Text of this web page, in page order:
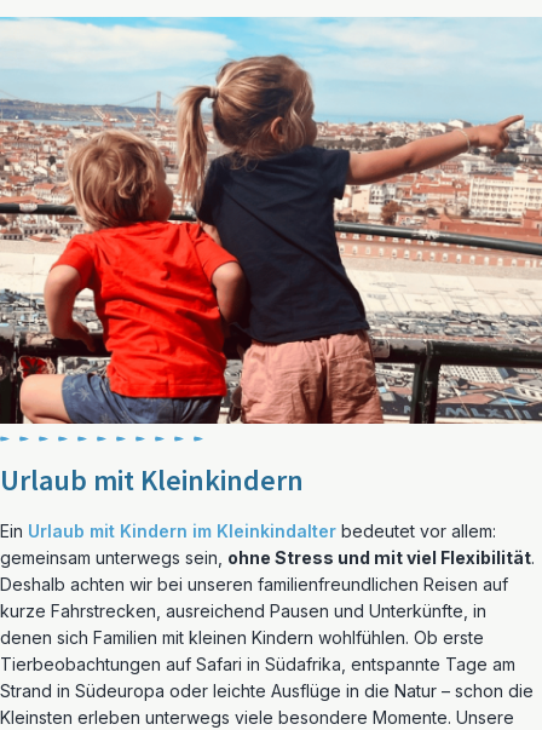
Urlaub mit Kleinkindern
Ein Urlaub mit Kindern im Kleinkindalter bedeutet vor allem:
gemeinsam unterwegs sein, ohne Stress und mit viel Flexibilität.
Deshalb achten wir bei unseren familienfreundlichen Reisen auf
kurze Fahrstrecken, ausreichend Pausen und Unterkünfte, in
denen sich Familien mit kleinen Kindern wohlfühlen. Ob erste
Tierbeobachtungen auf Safari in Südafrika, entspannte Tage am
Strand in Südeuropa oder leichte Ausflüge in die Natur – schon die
Kleinsten erleben unterwegs viele besondere Momente. Unsere